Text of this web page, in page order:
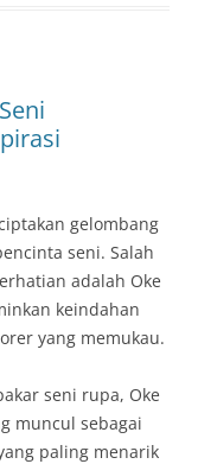
gelombang
seni. Salah
adalah Oke
keindahan
yang memukau.
seni rupa, Oke
muncul sebagai
paling menarik